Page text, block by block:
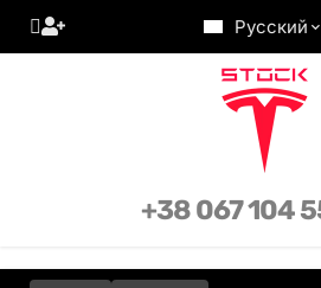
Русский
+38 067 104